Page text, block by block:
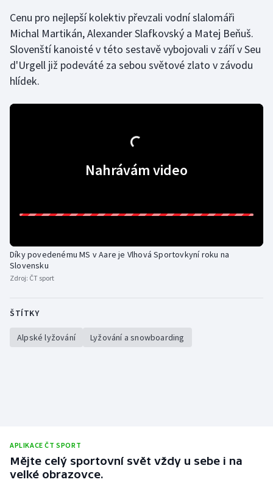
Krasobruslení
Lezení
Parasport
Plavání
Plážový volejbal
Rychlobruslení
Stolní tenis
Triatlon
Cenu pro nejlepší kolektiv převzali vodní slalomáři
Michal Martikán, Alexander Slafkovský a Matej Beňuš.
Slovenští kanoisté v této sestavě vybojovali v září v Seu
d'Urgell již podeváté za sebou světové zlato v závodu
hlídek.
Nahrávám video
Díky povedenému MS v Aare je Vlhová Sportovkyní roku na
Slovensku
Zdroj: ČT sport
ŠTÍTKY
Alpské lyžování Lyžování a snowboarding
APLIKACE ČT SPORT
Mějte celý sportovní svět vždy u sebe i na
velké obrazovce.